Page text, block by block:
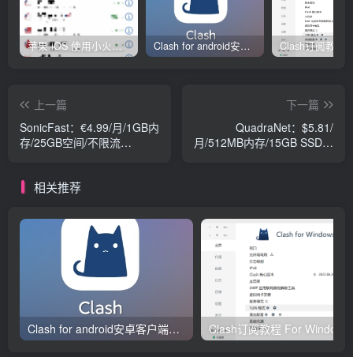
苹果 iOS 使用小火箭(shadowrocket)新手教程 Clash for android安卓客户端保姆级新手使用教程
上一篇
SonicFast：€4.99/月/1GB内
存/25GB空间/不限流
下一篇
QuadraNet：$5.81/
月/512MB内存/15GB SSD空
相关推荐
Clash for android安卓客户端保姆级新手使用教程